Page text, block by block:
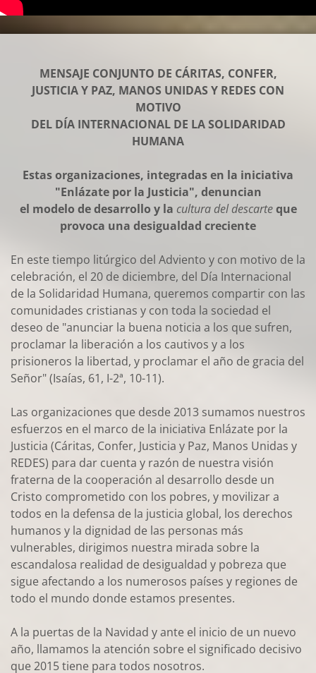
MENSAJE CONJUNTO DE CÁRITAS, CONFER,
JUSTICIA Y PAZ, MANOS UNIDAS Y REDES CON
MOTIVO
DEL DÍA INTERNACIONAL DE LA SOLIDARIDAD
HUMANA
Estas organizaciones, integradas en la iniciativa
"Enlázate por la Justicia", denuncian
el modelo de desarrollo y la cultura del descarteque
provoca una desigualdad creciente
En este tiempo litúrgico del Adviento y con motivo de la
celebración, el 20 de diciembre, del Día Internacional
de la Solidaridad Humana, queremos compartir con las
comunidades cristianas y con toda la sociedad el
deseo de "anunciar la buena noticia a los que sufren,
proclamar la liberación a los cautivos y a los
prisioneros la libertad, y proclamar el año de gracia del
Señor" (Isaías, 61, I-2ª, 10-11).
Las organizaciones que desde 2013 sumamos nuestros
esfuerzos en el marco de la iniciativa Enlázate por la
Justicia (Cáritas, Confer, Justicia y Paz, Manos Unidas y
REDES) para dar cuenta y razón de nuestra visión
fraterna de la cooperación al desarrollo desde un
Cristo comprometido con los pobres, y movilizar a
todos en la defensa de la justicia global, los derechos
humanos y la dignidad de las personas más
vulnerables, dirigimos nuestra mirada sobre la
escandalosa realidad de desigualdad y pobreza que
sigue afectando a los numerosos países y regiones de
todo el mundo donde estamos presentes.
A la puertas de la Navidad y ante el inicio de un nuevo
año, llamamos la atención sobre el significado decisivo
que 2015 tiene para todos nosotros.